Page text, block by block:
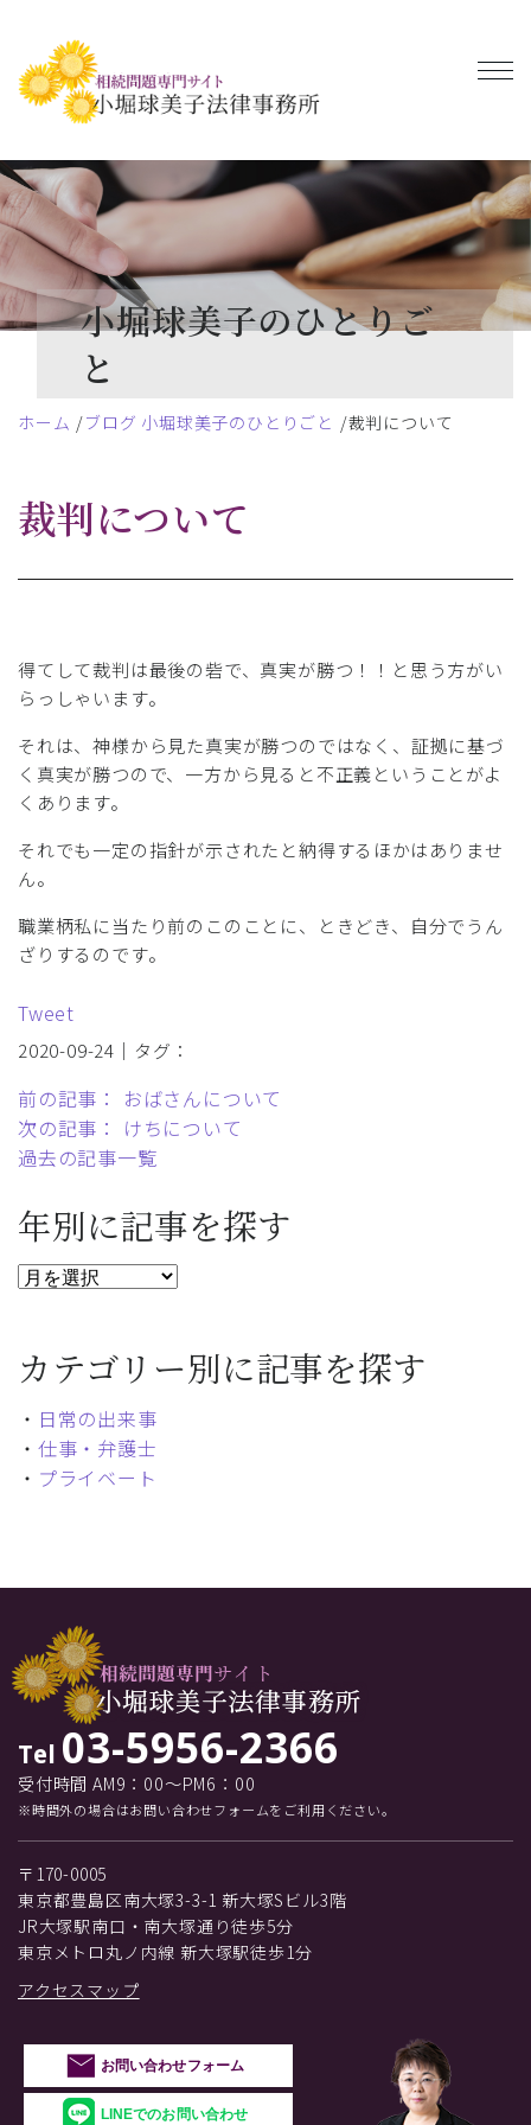
小堀球美子のひとりご
と
ホーム ブログ 小堀球美子のひとりごと 裁判について
裁判について
得てして裁判は最後の砦で、真実が勝つ！！と思う方がい
らっしゃいます。
それは、神様から見た真実が勝つのではなく、証拠に基づ
く真実が勝つので、一方から見ると不正義ということがよ
くあります。
それでも一定の指針が示されたと納得するほかはありませ
ん。
職業柄私に当たり前のこのことに、ときどき、自分でうん
ざりするのです。
Tweet
2020-09-24｜タグ：
前の記事： おばさんについて
次の記事： けちについて
過去の記事一覧
年別に記事を探す
カテゴリー別に記事を探す
・ 日常の出来事
・ 仕事・弁護士
・ プライベート
Tel 03-5956-2366
受付時間 AM9：00～PM6：00
※時間外の場合はお問い合わせフォームをご利用ください。
〒170-0005
東京都豊島区南大塚3-3-1 新大塚Sビル3階
JR大塚駅南口・南大塚通り徒歩5分
東京メトロ丸ノ内線 新大塚駅徒歩1分
アクセスマップ
お問い合わせフォーム
LINEでのお問い合わせ